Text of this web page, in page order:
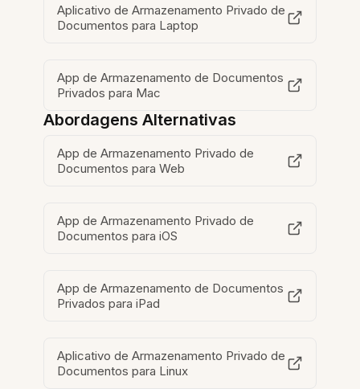
Aplicativo de Armazenamento Privado de
Documentos para Laptop
App de Armazenamento de Documentos
Privados para Mac
Abordagens Alternativas
App de Armazenamento Privado de
Documentos para Web
App de Armazenamento Privado de
Documentos para iOS
App de Armazenamento de Documentos
Privados para iPad
Aplicativo de Armazenamento Privado de
Documentos para Linux